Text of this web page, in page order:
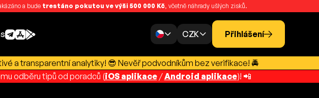
a bude trestáno pokutou ve výši 500 000 Kč, včetně náhrady ušlých zisků.
CZK Přihlášení
a transparentní analytiky! 😎 Nevěř podvodníkům bez verifikace! 🚔
odběru tipů od poradců (iOS aplikace/Android aplikace)! 📲